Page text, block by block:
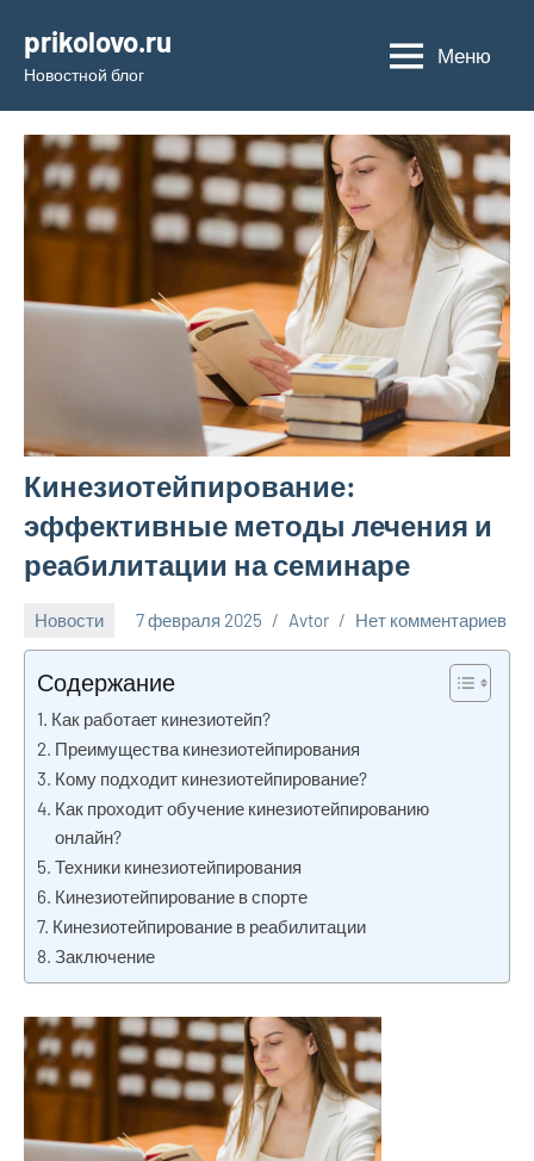
содержимому
prikolovo.ru
Новостной блог
Меню
Кинезиотейпирование:
эффективные методы лечения и
реабилитации на семинаре
Новости 7 февраля 2025 Avtor Нет комментариев
Содержание
Как работает кинезиотейп?
Преимущества кинезиотейпирования
Кому подходит кинезиотейпирование?
Как проходит обучение кинезиотейпированию
онлайн?
Техники кинезиотейпирования
Кинезиотейпирование в спорте
Кинезиотейпирование в реабилитации
Заключение